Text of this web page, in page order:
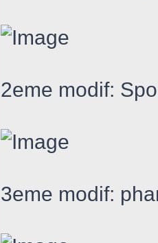
2eme modif:
3eme modif: